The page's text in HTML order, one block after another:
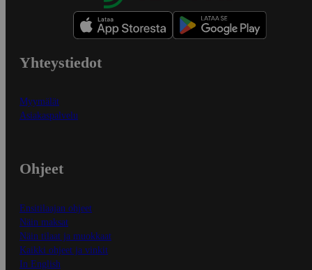
Yhteystiedot
Myymälät
Asiakaspalvelu
Ohjeet
Ensitilaajan ohjeet
Näin maksat
Näin tilaat ja muokkaat
Kaikki ohjeet ja vinkit
In English